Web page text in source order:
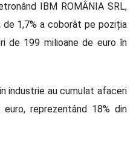
IBM ROMÂNIA SRL,
1,7% a coborât pe poziția
de 199 milioane de euro în
industrie au cumulat afaceri
reprezentând 18% din